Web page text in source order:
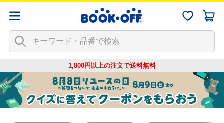
1,800円以上の注文で送料無料